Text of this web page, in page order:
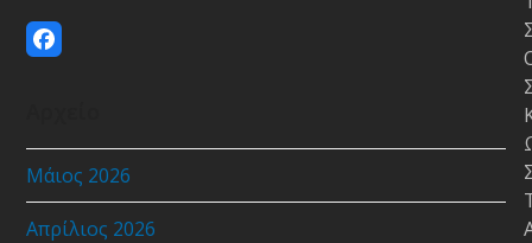
Facebook
Μάιος 2026
Απρίλιος 2026